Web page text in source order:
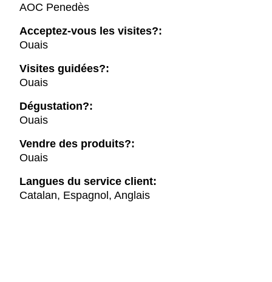
AOC Penedès
Acceptez-vous les visites?:
Ouais
Visites guidées?:
Ouais
Dégustation?:
Ouais
Vendre des produits?:
Ouais
Langues du service client:
Catalan, Espagnol, Anglais